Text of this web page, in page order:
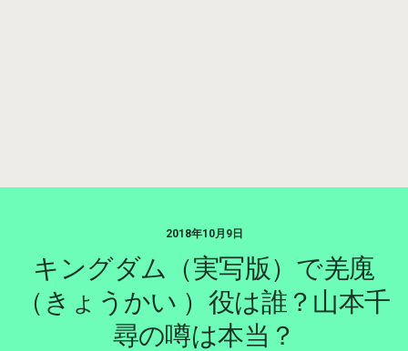
2018年10月9日
キングダム（実写版）で羌廆
（きょうかい ）役は誰？山本千
尋の噂は本当？